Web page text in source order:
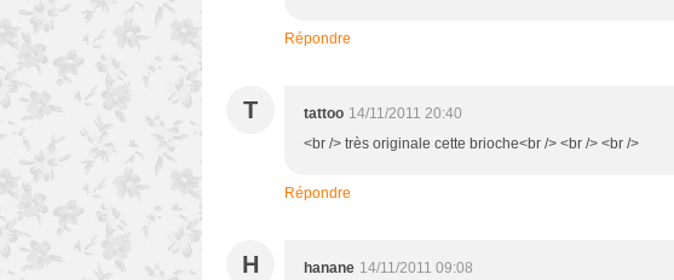
Répondre
T tattoo 14/11/2011 20:40
<br /> très originale cette brioche<br /> <br /> <br />
Répondre
H hanane 14/11/2011 09:08